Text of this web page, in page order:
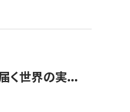
く世界の実...